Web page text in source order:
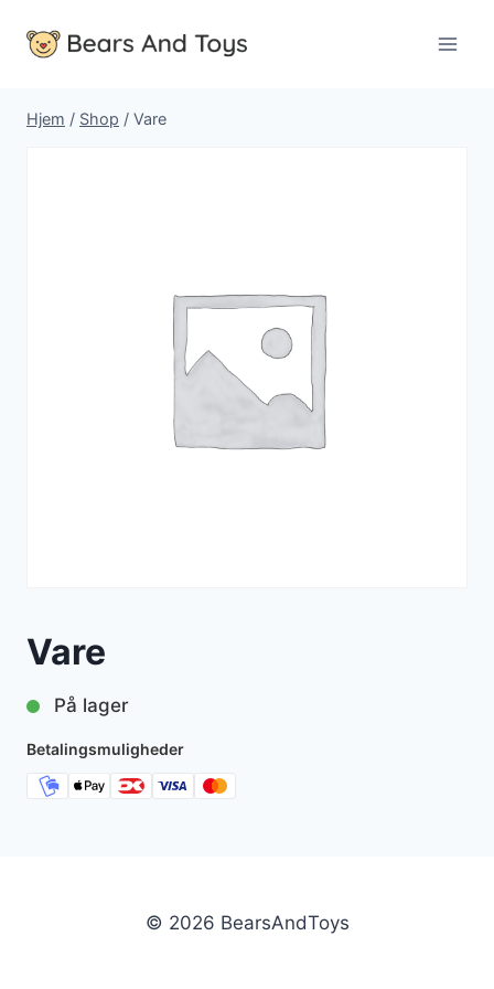
Hjem / Shop / Vare
Vare
På lager
Betalingsmuligheder
© 2026 BearsAndToys